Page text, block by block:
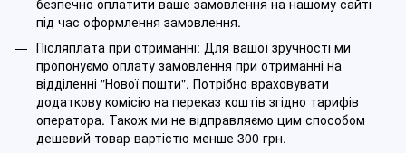
під час оформлення замовлення.
Післяплата при отриманні: Для вашої зручності ми
пропонуємо оплату замовлення при отриманні на
відділенні "Нової пошти". Потрібно враховувати
додаткову комісію на переказ коштів згідно тарифів
оператора. Також ми не відправляємо цим способом
дешевий товар вартістю менше 300 грн.